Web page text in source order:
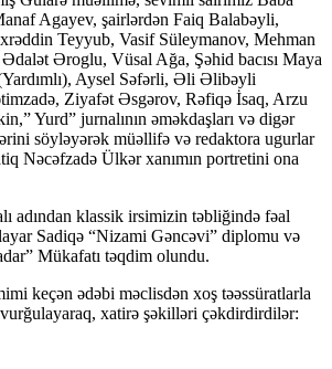
Agayev, şairlərdən Faiq Balabəyli,
Teyyub, Vasif Süleymanov, Mehman
Əroglu, Vüsal Ağa, Şəhid bacısı Maya
Aysel Səfərli, Əli Əlibəyli
Ziyafət Əsgərov, Rəfiqə İsaq, Arzu
Yurd” jurnalının əməkdaşları və digər
söyləyərək müəllifə və redaktora ugurlar
Nəcəfzadə Ülkər xanımın portretini ona
adından klassik irsimizin təbliğində fəal
Sadiqə “Nizami Gəncəvi” diplomu və
Mükafatı təqdim olundu.
keçən ədəbi məclisdən xoş təəssüratlarla
vurğulayaraq, xatirə şəkilləri çəkdirdirdilər: